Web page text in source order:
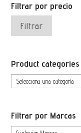
Filtrar por precio
Filtrar
Product categories
Filtrar por Marcas